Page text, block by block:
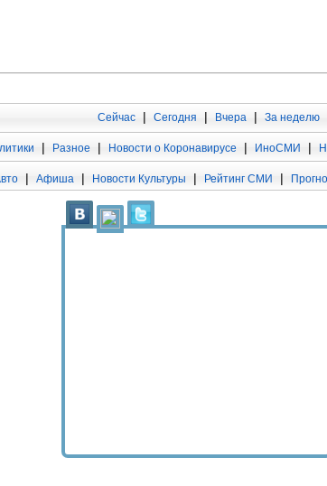
Сейчас | Сегодня | Вчера | За неделю
| Разное | Новости о Коронавирусе | ИноСМИ |
| Афиша | Новости Культуры | Рейтинг СМИ |